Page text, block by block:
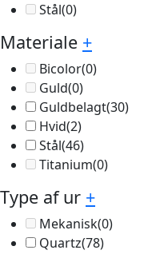
Stål(0)
Materiale +
Bicolor(0)
Guld(0)
Guldbelagt(30)
Hvid(2)
Stål(46)
Titanium(0)
Type af ur +
Mekanisk(0)
Quartz(78)